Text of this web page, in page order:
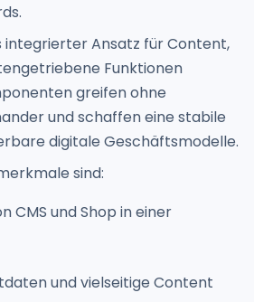
integrierter Ansatz für Content,
Funktionen
greifen ohne
und schaffen eine stabile
digitale Geschäftsmodelle.
sind:
CMS und Shop in einer
und vielseitige Content